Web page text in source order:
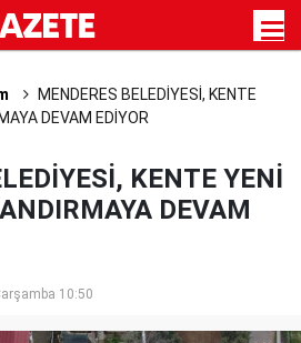
MENDERES BELEDİYESİ, KENTE
DEVAM EDİYOR
KENTE YENİ
DEVAM
10:50